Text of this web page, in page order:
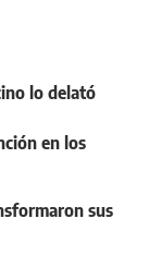
lo delató
en los
sus